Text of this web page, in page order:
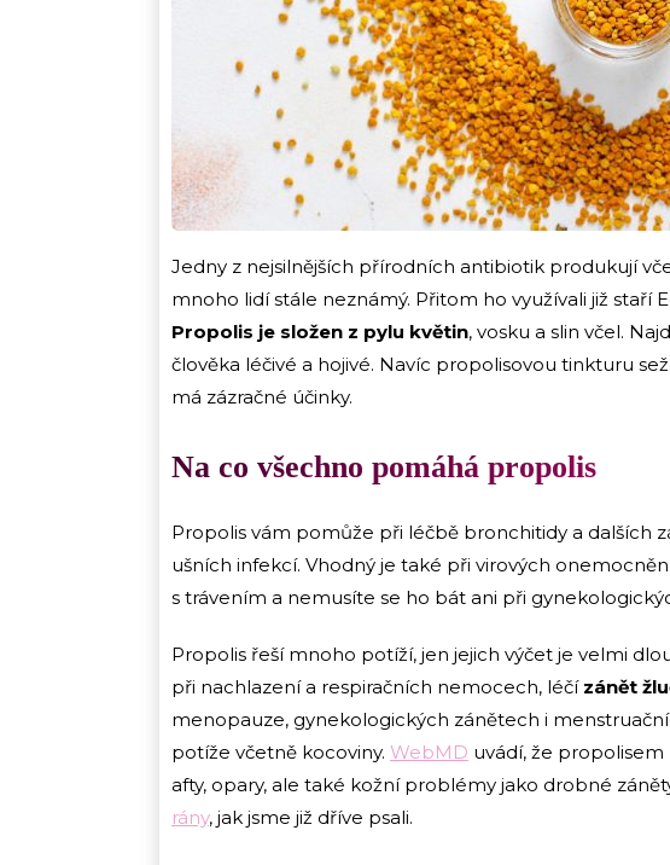
Jedny z nejsilnějších přírodních antibiotik produkují
mnoho lidí stále neznámý. Přitom ho využívali již staří
Propolis je složen z pylu květin, vosku a slin včel.
člověka léčivé a hojivé. Navíc propolisovou tinkturu
má zázračné účinky.
Na co všechno pomáhá propolis
Propolis vám pomůže při léčbě bronchitidy a dalších
ušních infekcí. Vhodný je také při virových
s trávením a nemusíte se ho bát ani při
Propolis řeší mnoho potíží, jen jejich výčet je velmi
při nachlazení a respiračních nemocech, léčízánět
menopauze, gynekologických zánětech i
potíže včetně kocoviny. WebMD uvádí, že
afty, opary, ale také kožní problémy jako drobné
rány, jak jsme již dříve psali.